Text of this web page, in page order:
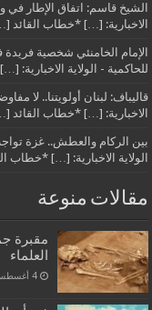
الشيخ قاسم: اتفاق الإطار في
الاخبارية: […] *خطاب القائد
الإمام الخامنئي شخصية
للحاكمية - الولاية
قاليباف: لبنان أولويتنا.. لا
الاخبارية: […] *خطاب القائد
بين الركام والعطش.. غزة
الولاية الاخبارية: […] *خطاب
مقالات منوعة
العلماء
4 أغسطس,2016